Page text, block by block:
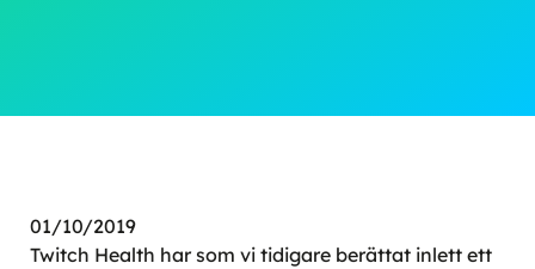
01/10/2019
Twitch Health har som vi tidigare berättat inlett ett